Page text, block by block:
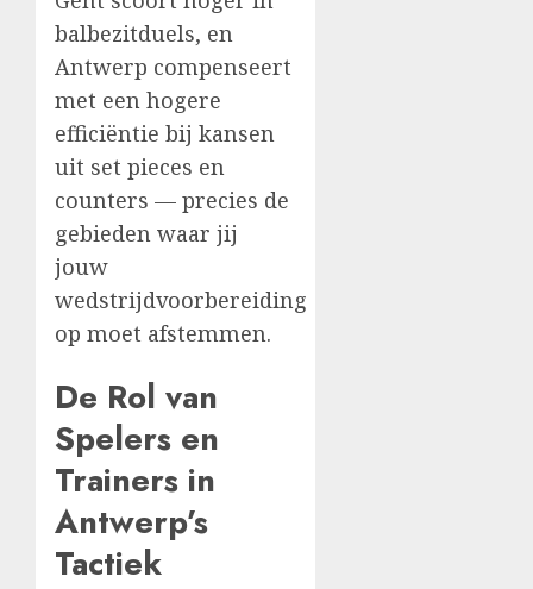
balbezitduels, en
Antwerp compenseert
met een hogere
efficiëntie bij kansen
uit set pieces en
counters — precies de
gebieden waar jij
jouw
wedstrijdvoorbereiding
op moet afstemmen.
De Rol van
Spelers en
Trainers in
Antwerp’s
Tactiek